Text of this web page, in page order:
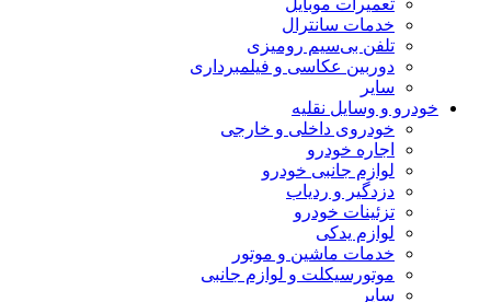
تعمیرات موبایل
خدمات سانترال
تلفن بی‌سیم رومیزی
دوربین عکاسی و فیلمبرداری
سایر
خودرو و وسایل نقلیه
خودروی داخلی و خارجی
اجاره خودرو
لوازم جانبی خودرو
دزدگیر و ردیاب
تزئینات خودرو
لوازم یدکی
خدمات ماشین و موتور
موتورسیکلت و لوازم جانبی
سایر